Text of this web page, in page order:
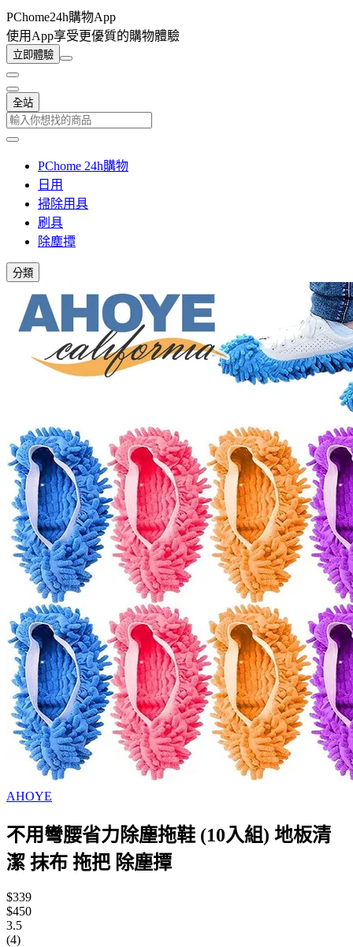
PChome24h購物App
使用App享受更優質的購物體驗
立即體驗
全站
PChome 24h購物
日用
掃除用具
刷具
除塵撢
分類
AHOYE
不用彎腰省力除塵拖鞋 (10入組) 地板清
潔 抹布 拖把 除塵撢
$339
$450
3.5
(4)